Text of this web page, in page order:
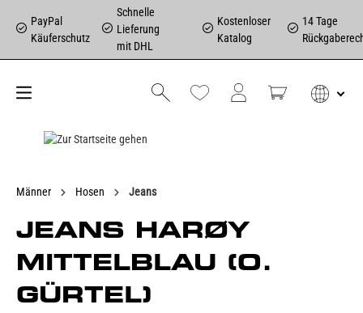
PayPal
Käuferschutz
Schnelle
Lieferung
mit DHL
Kostenloser
Katalog
14 Tage
Männer Hosen Jeans
JEANS HARØY
MITTELBLAU (O.
GÜRTEL)